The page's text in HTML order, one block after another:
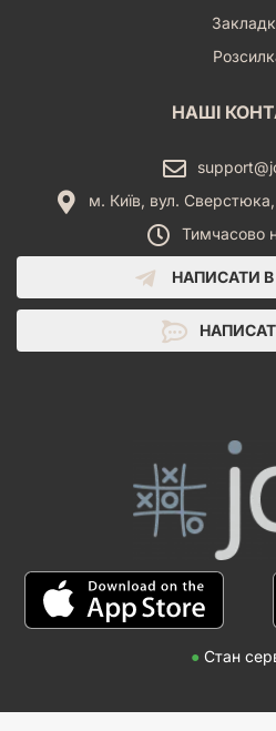
НАШІ
м. Київ, вул.
Тимчасово
НАПИСАТИ В
● Стан